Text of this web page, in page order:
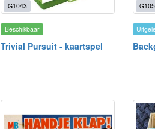
G1043
Beschikbaar
Trivial Pursuit - kaartspel